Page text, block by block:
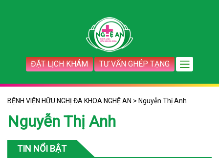
ĐẶT LỊCH KHÁM TƯ VẤN GHÉP TẠNG
BỆNH VIỆN HỮU NGHỊ ĐA KHOA NGHỆ AN > Nguyễn Thị Anh
Nguyễn Thị Anh
TIN NỔI BẬT